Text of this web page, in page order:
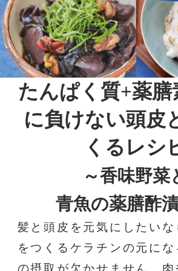
たんぱく質+薬膳
に負けない頭皮
くるレシ
～香味野菜
青魚の薬膳酢
髪と頭皮を元気にしたい
をつくるケラチンの元に
の摂取が欠かせません。肉